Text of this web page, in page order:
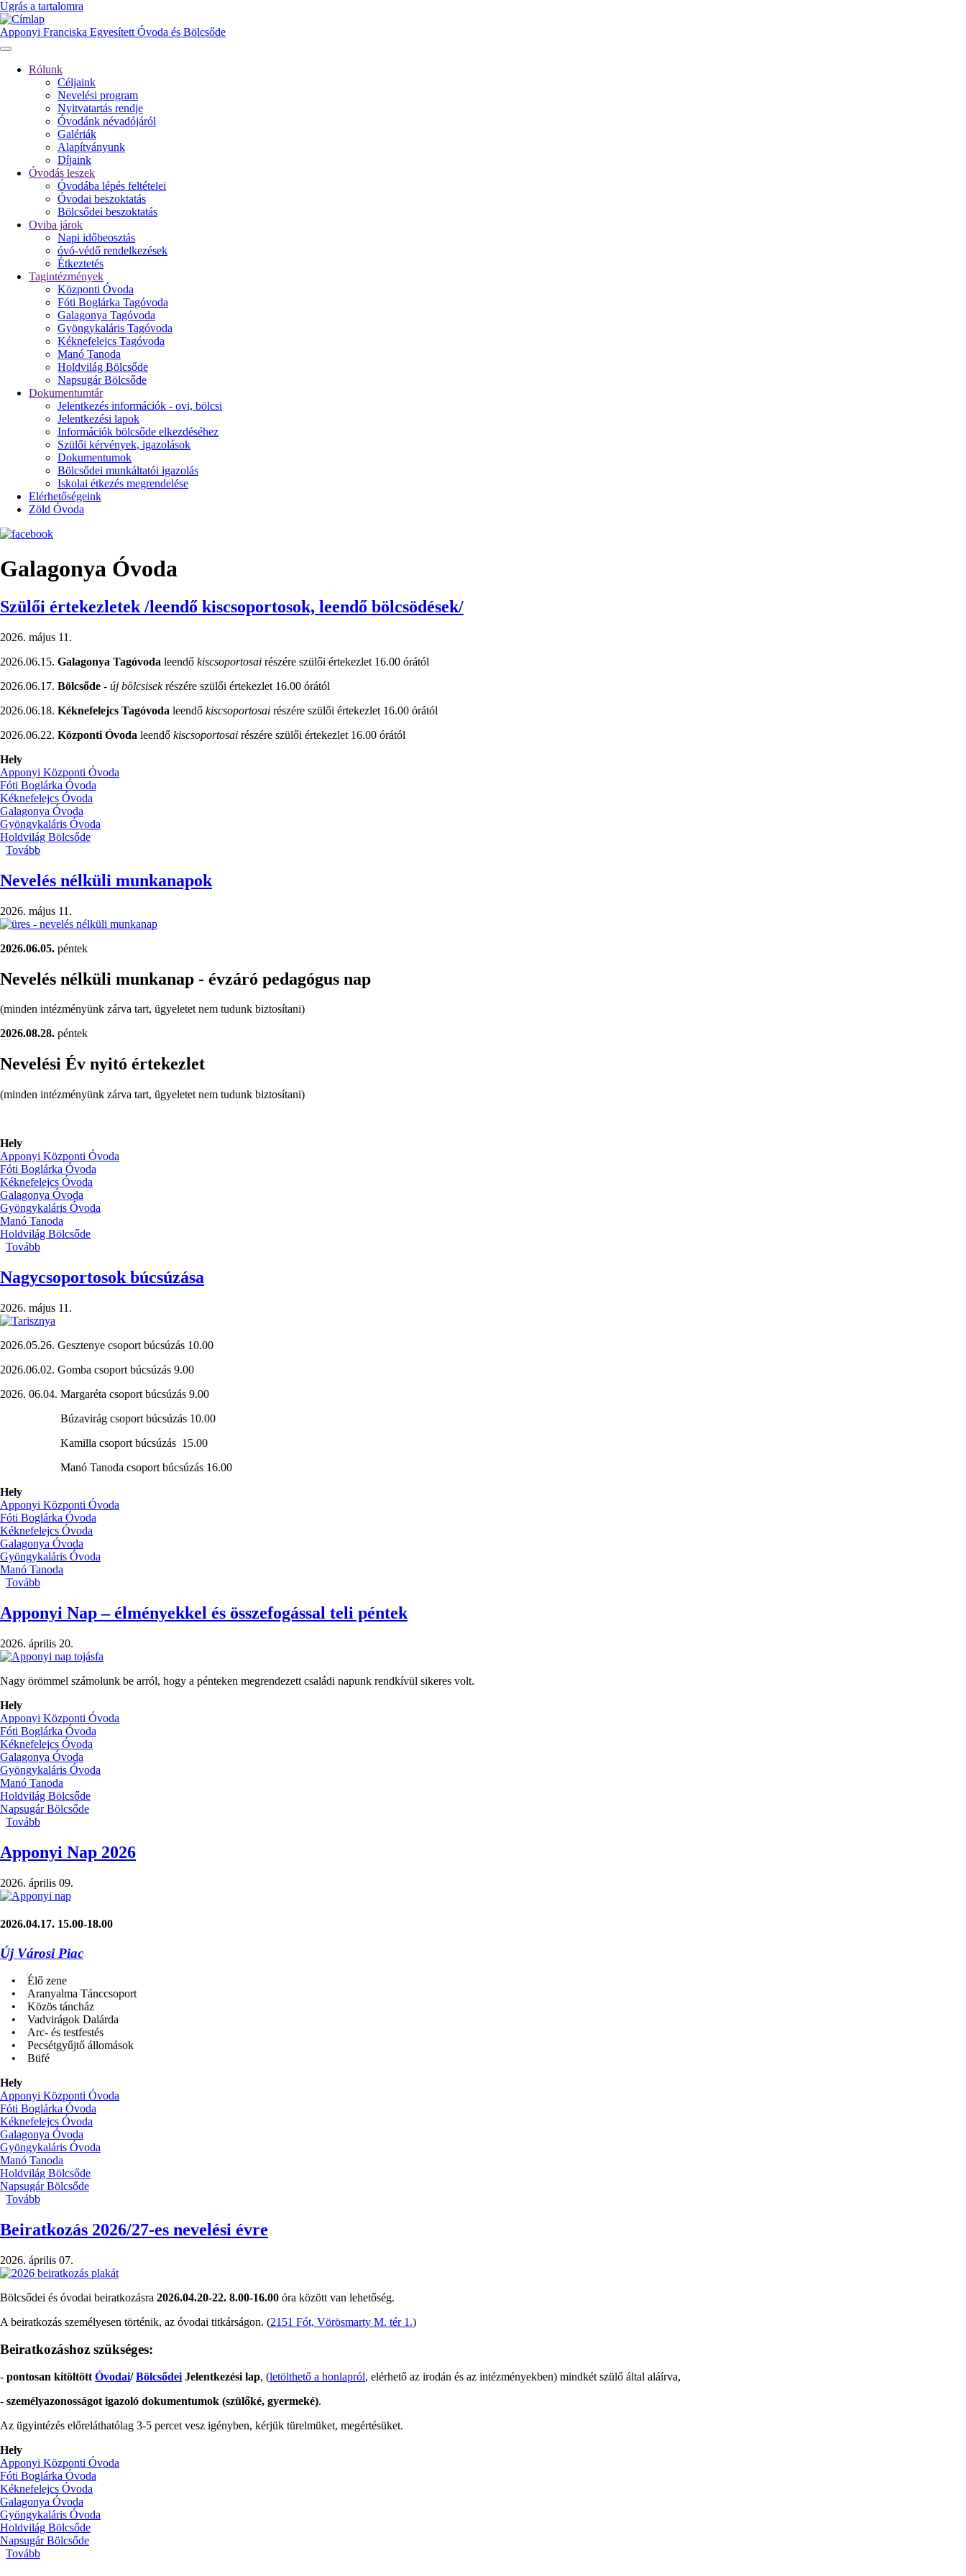
Ugrás a tartalomra
Apponyi Franciska Egyesített Óvoda és Bölcsőde
navigáció
Rólunk
Céljaink
Nevelési program
Nyitvatartás rendje
Óvodánk névadójáról
Galériák
Alapítványunk
Díjaink
Óvodás leszek
Óvodába lépés feltételei
Óvodai beszoktatás
Bölcsődei beszoktatás
Oviba járok
Napi időbeosztás
óvó-védő rendelkezések
Étkeztetés
Tagintézmények
Központi Óvoda
Fóti Boglárka Tagóvoda
Galagonya Tagóvoda
Gyöngykaláris Tagóvoda
Kéknefelejcs Tagóvoda
Manó Tanoda
Holdvilág Bölcsőde
Napsugár Bölcsőde
Dokumentumtár
Jelentkezés információk - ovi, bölcsi
Jelentkezési lapok
Információk bölcsőde elkezdéséhez
Szülői kérvények, igazolások
Dokumentumok
Bölcsődei munkáltatói igazolás
Iskolai étkezés megrendelése
Elérhetőségeink
Zöld Óvoda
Galagonya Óvoda
Szülői értekezletek /leendő kiscsoportosok, leendő bölcsödések/
2026. május 11.
2026.06.15. Galagonya Tagóvoda leendő kiscsoportosai részére szülői értekezlet 16.00 órától
2026.06.17. Bölcsőde - új bölcsisekrészére szülői értekezlet 16.00 órától
2026.06.18. Kéknefelejcs Tagóvoda leendő kiscsoportosai részére szülői értekezlet 16.00 órától
2026.06.22. Központi Óvoda leendő kiscsoportosai részére szülői értekezlet 16.00 órától
Hely
Apponyi Központi Óvoda
Fóti Boglárka Óvoda
Kéknefelejcs Óvoda
Galagonya Óvoda
Gyöngykaláris Óvoda
Holdvilág Bölcsőde
Tovább
/leendő
kiscsoportosok,
bölcsödések/)
Nevelés nélküli munkanapok
2026. május 11.
2026.06.05. péntek
Nevelés nélküli munkanap - évzáró pedagógus nap
(minden intézményünk zárva tart, ügyeletet nem tudunk biztosítani)
2026.08.28. péntek
Nevelési Év nyitó értekezlet
(minden intézményünk zárva tart, ügyeletet nem tudunk biztosítani)
Hely
Apponyi Központi Óvoda
Fóti Boglárka Óvoda
Kéknefelejcs Óvoda
Galagonya Óvoda
Gyöngykaláris Óvoda
Manó Tanoda
Holdvilág Bölcsőde
Tovább
munkanapok)
Nagycsoportosok búcsúzása
2026. május 11.
2026.05.26. Gesztenye csoport búcsúzás 10.00
2026.06.02. Gomba csoport búcsúzás 9.00
2026. 06.04. Margaréta csoport búcsúzás 9.00
Búzavirág csoport búcsúzás 10.00
Kamilla csoport búcsúzás 15.00
Manó Tanoda csoport búcsúzás 16.00
Hely
Apponyi Központi Óvoda
Fóti Boglárka Óvoda
Kéknefelejcs Óvoda
Galagonya Óvoda
Gyöngykaláris Óvoda
Manó Tanoda
Tovább
Apponyi Nap – élményekkel és összefogással teli péntek
2026. április 20.
Nagy örömmel számolunk be arról, hogy a pénteken megrendezett családi napunk rendkívül sikeres volt.
Hely
Apponyi Központi Óvoda
Fóti Boglárka Óvoda
Kéknefelejcs Óvoda
Galagonya Óvoda
Gyöngykaláris Óvoda
Manó Tanoda
Holdvilág Bölcsőde
Napsugár Bölcsőde
Tovább
–
élményekkel
összefogással
teli
Apponyi Nap 2026
2026. április 09.
2026.04.17. 15.00-18.00
Új Városi Piac
• Élő zene
• Aranyalma Tánccsoport
• Közös táncház
• Vadvirágok Dalárda
• Arc- és testfestés
• Pecsétgyűjtő állomások
• Büfé
Hely
Apponyi Központi Óvoda
Fóti Boglárka Óvoda
Kéknefelejcs Óvoda
Galagonya Óvoda
Gyöngykaláris Óvoda
Manó Tanoda
Holdvilág Bölcsőde
Napsugár Bölcsőde
Tovább
2026)
Beiratkozás 2026/27-es nevelési évre
2026. április 07.
Bölcsődei és óvodai beiratkozásra 2026.04.20-22. 8.00-16.00 óra között van lehetőség.
A beiratkozás személyesen történik, az óvodai titkárságon. (2151 Fót, Vörösmarty M. tér 1.)
Beiratkozáshoz szükséges:
- pontosan kitöltött Óvodai/Bölcsődei Jelentkezési lap, (letölthető a honlapról, elérhető az irodán és az intézményekben) mindkét szülő által aláírva,
- személyazonosságot igazoló dokumentumok (szülőké, gyermeké).
Az ügyintézés előreláthatólag 3-5 percet vesz igényben, kérjük türelmüket, megértésüket.
Hely
Apponyi Központi Óvoda
Fóti Boglárka Óvoda
Kéknefelejcs Óvoda
Galagonya Óvoda
Gyöngykaláris Óvoda
Holdvilág Bölcsőde
Napsugár Bölcsőde
Tovább